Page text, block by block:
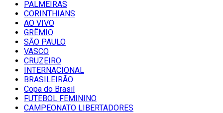
PALMEIRAS
CORINTHIANS
AO VIVO
GRÊMIO
SĀO PAULO
VASCO
CRUZEIRO
INTERNACIONAL
BRASILEIRÃO
Copa do Brasil
FUTEBOL FEMININO
CAMPEONATO LIBERTADORES